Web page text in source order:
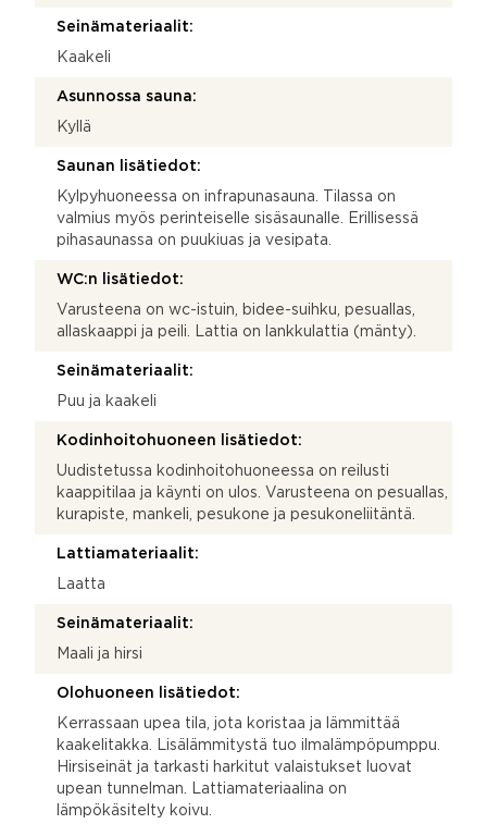
Seinämateriaalit:
Kaakeli
Asunnossa sauna:
Kyllä
Saunan lisätiedot:
Kylpyhuoneessa on infrapunasauna. Tilassa on
valmius myös perinteiselle sisäsaunalle. Erillisessä
pihasaunassa on puukiuas ja vesipata.
WC:n lisätiedot:
Varusteena on wc-istuin, bidee-suihku, pesuallas,
allaskaappi ja peili. Lattia on lankkulattia (mänty).
Seinämateriaalit:
Puu ja kaakeli
Kodinhoitohuoneen lisätiedot:
Uudistetussa kodinhoitohuoneessa on reilusti
kaappitilaa ja käynti on ulos. Varusteena on pesuallas,
kurapiste, mankeli, pesukone ja pesukoneliitäntä.
Lattiamateriaalit:
Laatta
Seinämateriaalit:
Maali ja hirsi
Olohuoneen lisätiedot:
Kerrassaan upea tila, jota koristaa ja lämmittää
kaakelitakka. Lisälämmitystä tuo ilmalämpöpumppu.
Hirsiseinät ja tarkasti harkitut valaistukset luovat
upean tunnelman. Lattiamateriaalina on
lämpökäsitelty koivu.